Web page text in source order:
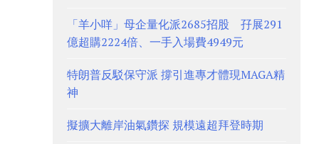
「羊小咩」母企量化派2685招股 孖展291
億超購2224倍、一手入場費4949元
特朗普反駁保守派 撐引進專才體現MAGA精
神
擬擴大離岸油氣鑽探 規模遠超拜登時期